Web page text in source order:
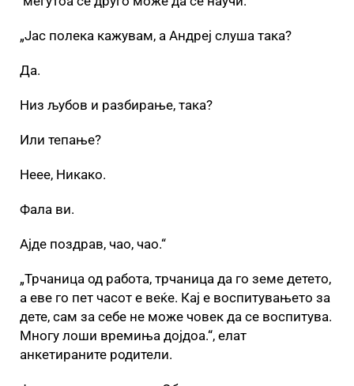
„Јас полека кажувам, а Андреј слуша така?
Да.
Низ љубов и разбирање, така?
Или тепање?
Неее, Никако.
Фала ви.
Ајде поздрав, чао, чао.“
„Трчаница од работа, трчаница да го земе детето,
а еве го пет часот е веќе. Кај е воспитувањето за
дете, сам за себе не може човек да се воспитува.
Многу лоши времиња дојдоа.“, елат
анкетираните родители.